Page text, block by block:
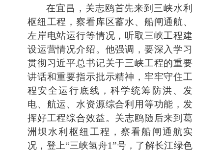
在宜昌，关志鸥首先来到三峡水利
枢纽工程，察看库区蓄水、船闸通航、
左岸电站运行等情况，听取三峡工程建
设运营情况介绍。他强调，要深入学习
贯彻习近平总书记关于三峡工程的重要
讲话和重要指示批示精神，牢牢守住工
程安全运行底线，科学统筹防洪、发
电、航运、水资源综合利用等功能，发
挥好工程综合效益。关志鸥随后来到葛
洲坝水利枢纽工程，察看船闸通航实
况，登上“三峡氢舟1”号，了解长江绿色